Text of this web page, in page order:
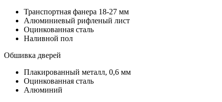
Транспортная фанера 18-27 мм
Алюминиевый рифленый лист
Оцинкованная сталь
Наливной пол
Обшивка дверей
Плакированный металл, 0,6 мм
Оцинкованная сталь
Алюминий